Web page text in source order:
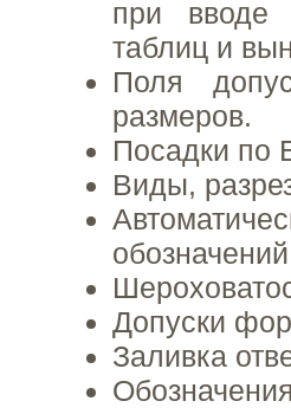
при вводе
таблиц и
Поля
размеров.
Посадки по
Виды,
Допуски
Заливка